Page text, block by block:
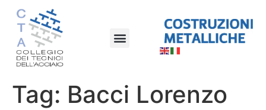
Tag: Bacci Lorenzo